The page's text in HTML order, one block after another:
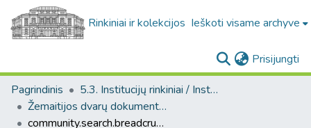
Rinkiniai ir kolekcijos Ieškoti visame archyve
Prisijungti
Pagrindinis
5.3. Institucijų rinkiniai / Institutional collections
Žemaitijos dvarų dokumentai. F37
community.search.breadcrumbs